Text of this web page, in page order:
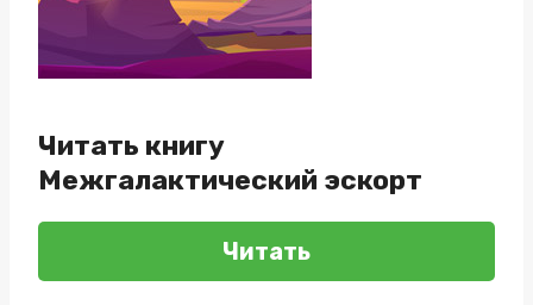
Читать книгу
Межгалактический эскорт
Читать